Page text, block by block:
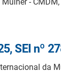
SEI nº
da